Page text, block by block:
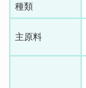
種類
主原料